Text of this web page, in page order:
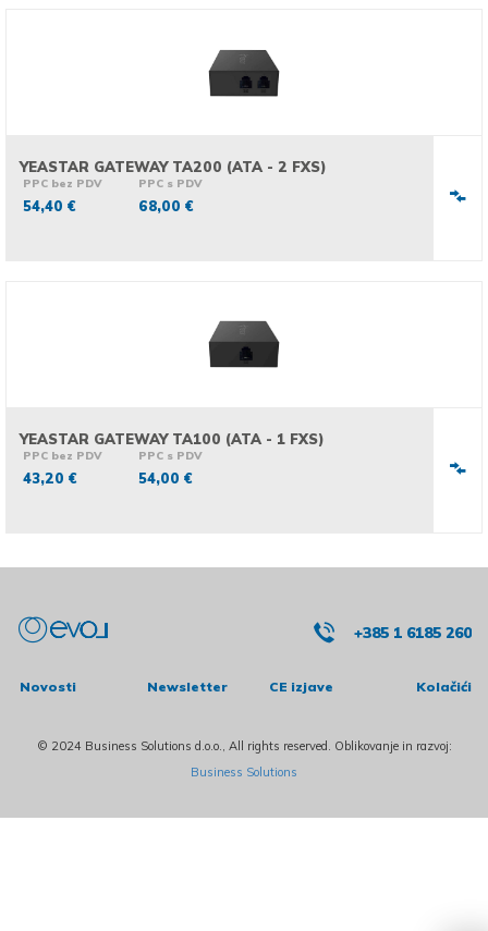
YEASTAR GATEWAY TA200 (ATA - 2 FXS)
PPC bez PDV
54,40 €
PPC s PDV
68,00 €
YEASTAR GATEWAY TA100 (ATA - 1 FXS)
PPC bez PDV
43,20 €
PPC s PDV
54,00 €
Novosti Newsletter CE izjave Kolačići
+385 1 6185 260
© 2024 Business Solutions d.o.o., All rights reserved. Oblikovanje in razvoj:
Business Solutions